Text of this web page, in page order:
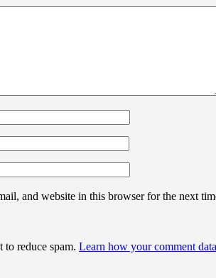
and website in this browser for the next
to reduce spam. Learn how your comment